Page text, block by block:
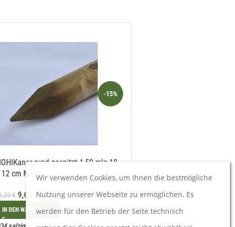
-15%
rund gespitzt 1,50 mlg 10
cm Midm
€ 9,60 €/ Stk
IN DEN WARENKORB
MOHIKaner rund gespitzt
6 cm Midm
5,34€ 4,54€/ Stk
IN DEN WARENKORB
Wir verwenden Cookies, um Ihnen die bestmögliche
Nutzung unserer Webseite zu ermöglichen. Es
werden für den Betrieb der Seite technisch